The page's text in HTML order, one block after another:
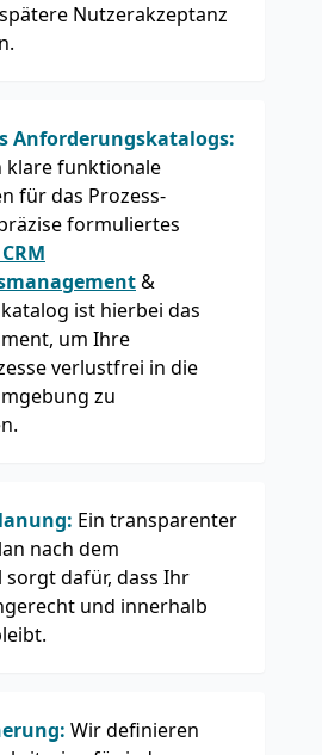
Nutzerakzeptanz
Anforderungskatalogs:
klare funktionale
für das Prozess-
formuliertes
&
ist hierbei das
um Ihre
verlustfrei in die
zu
Ein transparenter
nach dem
sorgt dafür, dass Ihr
und innerhalb
Wir definieren